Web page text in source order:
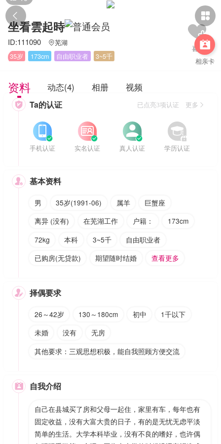
 

相亲卡
坐看雲起時
ID:111090 芜湖
35岁
173cm 自由职业者 3~5千
资料 动态(4) 相册 视频
 Ta的认证 已点亮3项认证 更多


手机认证


实名认证


真人认证


学历认证
 基本资料
男 35岁(1991-06) 属羊
巨蟹座
离异 (没有)
在芜湖工作 户籍：
173cm
72kg
本科 3~5千
自由职业者
已购房(无贷款)
期望随时结婚 查看更多
 择偶要求
26～42岁 130～180cm 初中
1千以下
未婚
没有
无房
其他要求：三观思想积极，能自我照顾方便交流
 自我介绍
自己在县城买了房和父母一起住，家里有车，每年也有
固定收益，没有大富大贵的日子，有的是无忧无虑平淡
简单的生活。大学本科毕业，没有不良的嗜好，也许偶